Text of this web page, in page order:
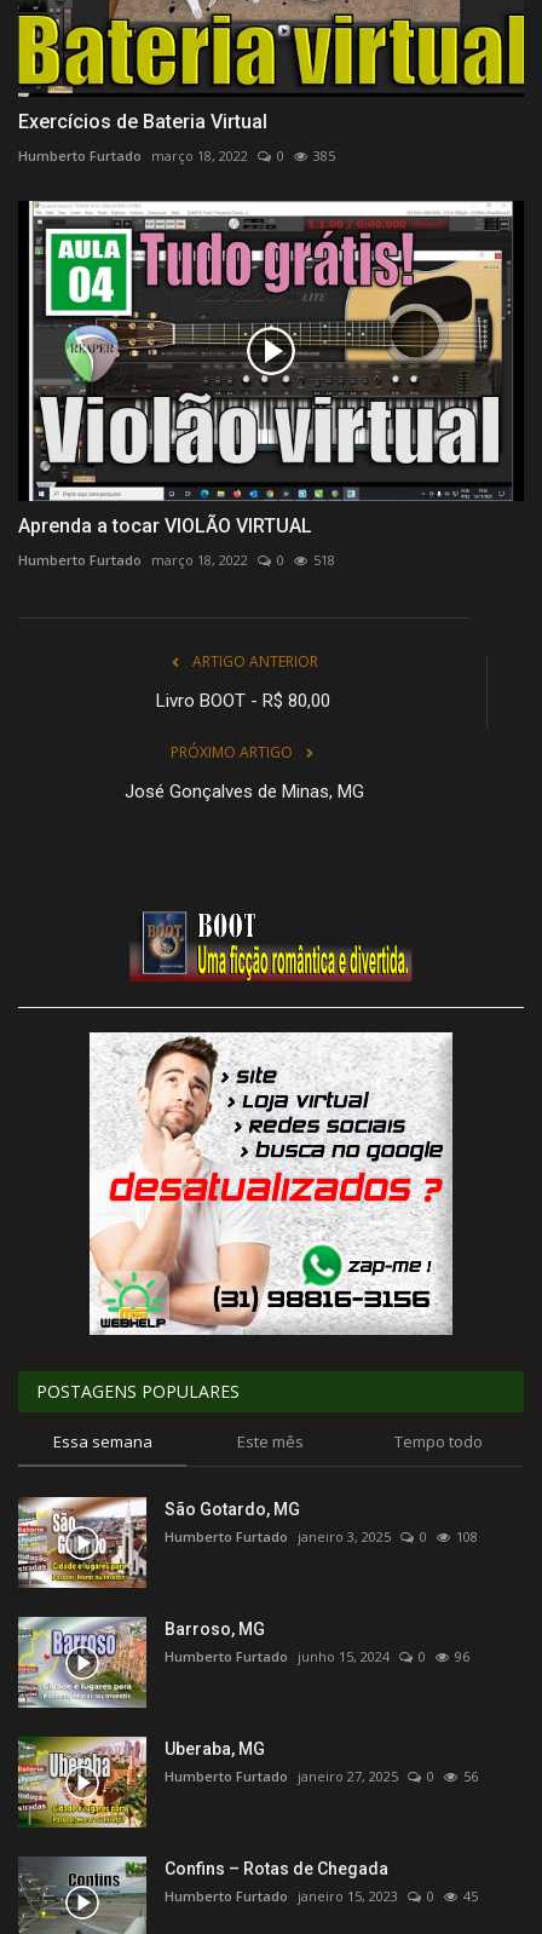
Exercícios de Bateria Virtual
Humberto Furtado março 18, 2022 0 385
Aprenda a tocar VIOLÃO VIRTUAL
Humberto Furtado março 18, 2022 0 518
ARTIGO ANTERIOR
Livro BOOT - R$ 80,00
PRÓXIMO ARTIGO
José Gonçalves de Minas, MG
POSTAGENS POPULARES
Essa semana Este mês Tempo todo
São Gotardo, MG
Humberto Furtado janeiro 3, 2025 0 108
Barroso, MG
Humberto Furtado junho 15, 2024 0 96
Uberaba, MG
Humberto Furtado janeiro 27, 2025 0 56
Confins – Rotas de Chegada
Humberto Furtado janeiro 15, 2023 0 45